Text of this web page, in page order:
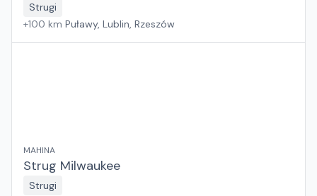
Strugi
+100 km Puławy, Lublin, Rzeszów
MAHINA
Strug Milwaukee
Strugi